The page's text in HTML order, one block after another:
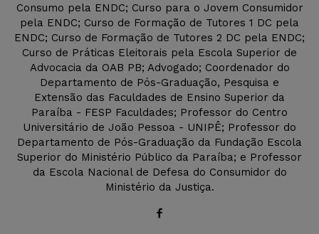
Consumo pela ENDC; Curso para o Jovem Consumidor
pela ENDC; Curso de Formação de Tutores 1 DC pela
ENDC; Curso de Formação de Tutores 2 DC pela ENDC;
Curso de Práticas Eleitorais pela Escola Superior de
Advocacia da OAB PB; Advogado; Coordenador do
Departamento de Pós-Graduação, Pesquisa e
Extensão das Faculdades de Ensino Superior da
Paraíba - FESP Faculdades; Professor do Centro
Universitário de João Pessoa - UNIPÊ; Professor do
Departamento de Pós-Graduação da Fundação Escola
Superior do Ministério Público da Paraíba; e Professor
da Escola Nacional de Defesa do Consumidor do
Ministério da Justiça.